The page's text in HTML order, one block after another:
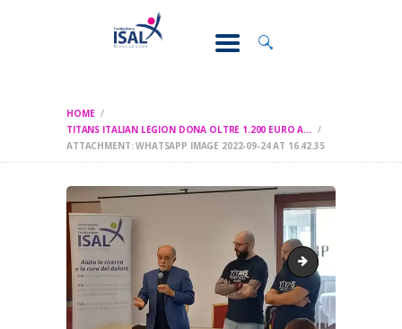
HOME
TITANS ITALIAN LEGION DONA OLTRE 1.200 EURO A...
ATTACHMENT: WHATSAPP IMAGE 2022-09-24 AT 16.42.35
CONOSCI IL
DOLORE
RICERCA
FORMAZIONE
CHI SIAMO
WhatsApp Image